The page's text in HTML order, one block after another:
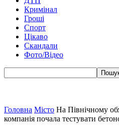
Кримінал
Гроші
Спорт
Цікаво
Скандали
Фото/Відео
Головна Місто На Північному
компанія почала тестувати